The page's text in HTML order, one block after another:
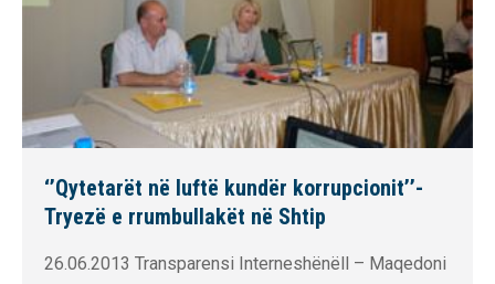
‘’Qytetarët në luftë kundër korrupcionit’’-
Tryezë e rrumbullakët në Shtip
26.06.2013 Transparensi Interneshënëll – Maqedoni